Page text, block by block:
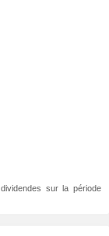
sur la période